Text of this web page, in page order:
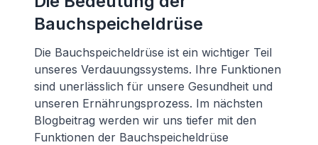
Bauchspeicheldrüse
Die Bauchspeicheldrüse ist ein wichtiger Teil
unseres Verdauungssystems. Ihre Funktionen
sind unerlässlich für unsere Gesundheit und
unseren Ernährungsprozess. Im nächsten
Blogbeitrag werden wir uns tiefer mit den
Funktionen der Bauchspeicheldrüse